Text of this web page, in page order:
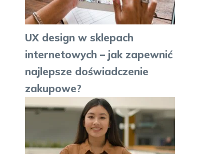
UX design w sklepach
internetowych – jak zapewnić
najlepsze doświadczenie
zakupowe?